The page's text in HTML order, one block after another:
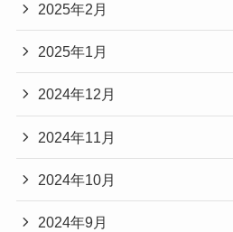
2025年2月
2025年1月
2024年12月
2024年11月
2024年10月
2024年9月